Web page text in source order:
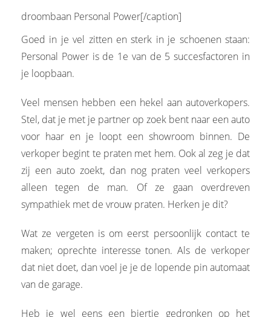
droombaan Personal Power[/caption]
Goed in je vel zitten en sterk in je schoenen staan:
Personal Power is de 1e van de 5 succesfactoren in
je loopbaan.
Veel mensen hebben een hekel aan autoverkopers.
Stel, dat je met je partner op zoek bent naar een auto
voor haar en je loopt een showroom binnen. De
verkoper begint te praten met hem. Ook al zeg je dat
zij een auto zoekt, dan nog praten veel verkopers
alleen tegen de man. Of ze gaan overdreven
sympathiek met de vrouw praten. Herken je dit?
Wat ze vergeten is om eerst persoonlijk contact te
maken; oprechte interesse tonen. Als de verkoper
dat niet doet, dan voel je je de lopende pin automaat
van de garage.
Heb je wel eens een biertje gedronken op het